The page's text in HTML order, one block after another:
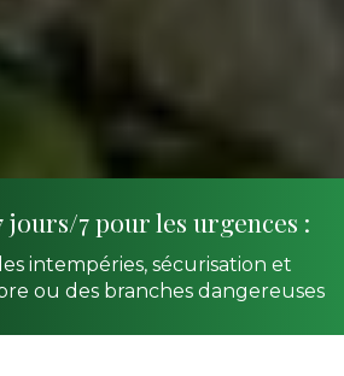
7 pour les urgences :
intempéries, sécurisation et
ou des branches dangereuses